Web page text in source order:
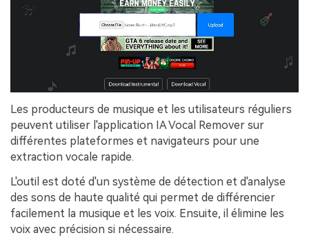
Les producteurs de musique et les utilisateurs réguliers
peuvent utiliser l'application IA Vocal Remover sur
différentes plateformes et navigateurs pour une
extraction vocale rapide.
L'outil est doté d'un système de détection et d'analyse
des sons de haute qualité qui permet de différencier
facilement la musique et les voix. Ensuite, il élimine les
voix avec précision si nécessaire.